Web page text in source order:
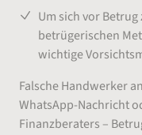
Um sich vor
betrügerischen
wichtige
Falsche Handwerker
WhatsApp-Nachricht
Finanzberaters –